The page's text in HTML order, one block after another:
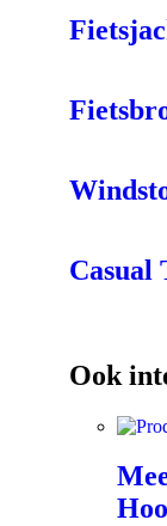
Casual
Ook